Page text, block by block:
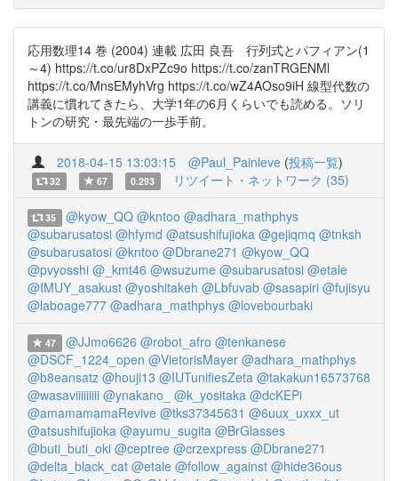
応用数理14 巻 (2004) 連載 広田 良吾 行列式とパフィアン(1
～4) https://t.co/ur8DxPZc9o https://t.co/zanTRGENMl
https://t.co/MnsEMyhVrg https://t.co/wZ4AOso9iH 線型代数の
講義に慣れてきたら、大学1年の6月くらいでも読める。ソリ
トンの研究・最先端の一歩手前。
2018-04-15 13:03:15 @Paul_Painleve (投稿一覧)
32 67 0.293 リツイート・ネットワーク (35)
35 @kyow_QQ @kntoo @adhara_mathphys
@subarusatosi @hfymd @atsushifujioka @gejiqmq @tnksh
@subarusatosi @kntoo @Dbrane271 @kyow_QQ
@pvyosshi @_kmt46 @wsuzume @subarusatosi @etale
@IMUY_asakust @yoshitakeh @Lbfuvab @sasapiri @fujisyu
@laboage777 @adhara_mathphys @lovebourbaki
47 @JJmo6626 @robot_afro @tenkanese
@DSCF_1224_open @VietorisMayer @adhara_mathphys
@b8eansatz @houji13 @IUTunifiesZeta @takakun16573768
@wasaviiiiiiiii @ynakano_ @k_yositaka @dcKEPi
@amamamamaRevive @tks37345631 @6uux_uxxx_ut
@atsushifujioka @ayumu_sugita @BrGlasses
@buti_buti_oki @ceptree @crzexpress @Dbrane271
@delta_black_cat @etale @follow_against @hide36ous